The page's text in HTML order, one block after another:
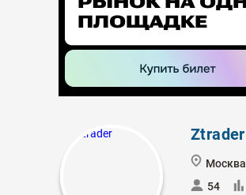
Ztrader
Москва
54